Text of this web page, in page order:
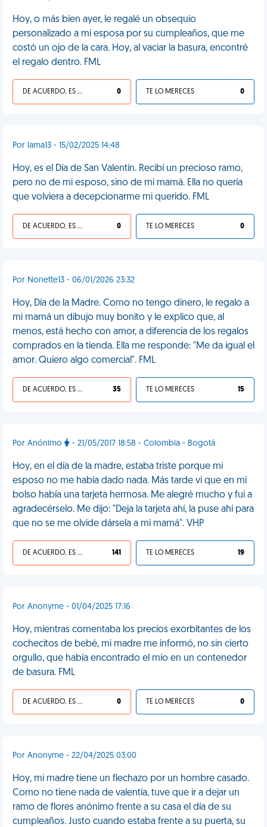
Hoy, o más bien ayer, le regalé un obsequio
personalizado a mi esposa por su cumpleaños, que me
costó un ojo de la cara. Hoy, al vaciar la basura, encontré
el regalo dentro. FML
DE ACUERDO, ES UNA VIDA HP 0 TE LO MERECES 0
Por lama13 - 15/02/2025 14:48
Hoy, es el Día de San Valentín. Recibí un precioso ramo,
pero no de mi esposo, sino de mi mamá. Ella no quería
que volviera a decepcionarme mi querido. FML
DE ACUERDO, ES UNA VIDA HP 0 TE LO MERECES 0
Por Nonette13 - 06/01/2026 23:32
Hoy, Día de la Madre. Como no tengo dinero, le regalo a
mi mamá un dibujo muy bonito y le explico que, al
menos, está hecho con amor, a diferencia de los regalos
comprados en la tienda. Ella me responde: "Me da igual el
amor. Quiero algo comercial". FML
DE ACUERDO, ES UNA VIDA HP 35 TE LO MERECES 15
Por Anónimo - 21/05/2017 18:58 - Colombia - Bogotá
Hoy, en el día de la madre, estaba triste porque mi
esposo no me había dado nada. Más tarde vi que en mi
bolso había una tarjeta hermosa. Me alegré mucho y fui a
agradecérselo. Me dijo: "Deja la tarjeta ahí, la puse ahí para
que no se me olvide dársela a mi mamá". VHP
DE ACUERDO, ES UNA VIDA HP 141 TE LO MERECES 19
Por Anonyme - 01/04/2025 17:16
Hoy, mientras comentaba los precios exorbitantes de los
cochecitos de bebé, mi madre me informó, no sin cierto
orgullo, que había encontrado el mío en un contenedor
de basura. FML
DE ACUERDO, ES UNA VIDA HP 0 TE LO MERECES 0
Por Anonyme - 22/04/2025 03:00
Hoy, mi madre tiene un flechazo por un hombre casado.
Como no tiene nada de valentía, tuve que ir a dejar un
ramo de flores anónimo frente a su casa el día de su
cumpleaños. Justo cuando estaba frente a su puerta, su